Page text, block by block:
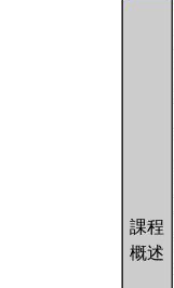
課程
概述